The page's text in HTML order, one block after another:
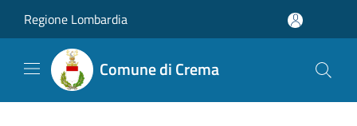
Regione Lombardia
Comune di Crema